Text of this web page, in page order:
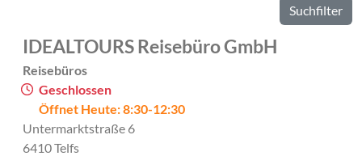
Suchfilter
IDEALTOURS Reisebüro GmbH
Reisebüros
Geschlossen
Öffnet Heute: 8:30-12:30
Untermarktstraße 6
6410 Telfs